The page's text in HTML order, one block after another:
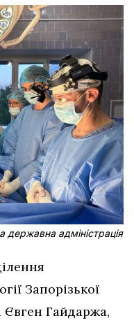
державна адміністрація
Запорізької
Євген Гайдаржа,